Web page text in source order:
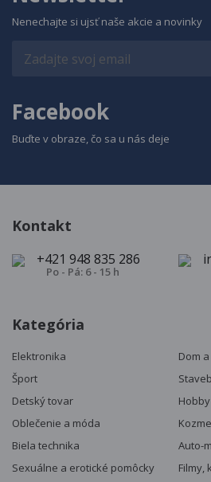
Nenechajte si ujsť naše akcie a novinky
Facebook
Buďte v obraze, čo sa u nás deje
Kontakt
+421 948 835 286
Po - Pá: 6 - 15 h
Kategória
Elektronika
Dom
Šport
Detský tovar
Hobby
Oblečenie a móda
Biela technika
Auto-
Sexuálne a erotické pomôcky
Filmy,